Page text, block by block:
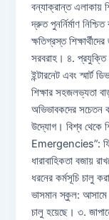
বন্যাক্রান্ত এলাকায়
দ্রুত পুনর্নির্মাণ
ক্ষতিগ্রস্ত
সরবরাহ। ৪. প্রযুক্তি
ইন্টারনেট এবং স্মার্ট
শিক্ষার সহজলভ্যতা
অভিভাবকদের সচেতন
উদ্যোগ। বিশ্ব থেকে
Emergencies”:
ধারাবাহিকতা বজায়
ধরনের কর্মসূচি চালু
ভাসমান স্কুল: আসামে
চালু হয়েছে। ৩.